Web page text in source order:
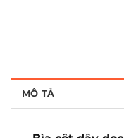
MÔ TẢ